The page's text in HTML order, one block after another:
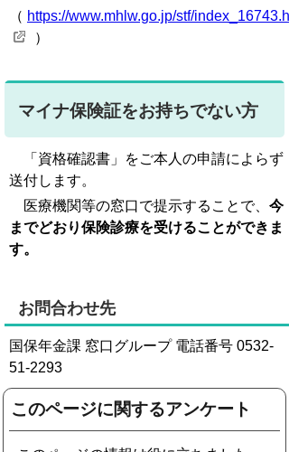
（ https://www.mhlw.go.jp/stf/
）
マイナ保険証をお持ちでない方
「資格確認書」をご本人の申請によらず
送付します。
医療機関等の窓口で提示することで、 今
までどおり保険診療を受けることができま
す。
お問合わせ先
国保年金課 窓口グループ 電話番号 0532-
51-2293
このページに関するアンケート